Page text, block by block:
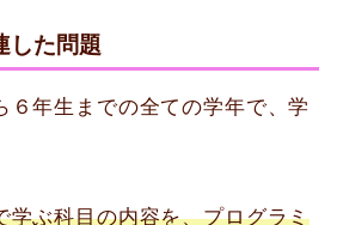
した問題
６年生までの全ての学年で、学
学ぶ科目の内容を、プログラミ